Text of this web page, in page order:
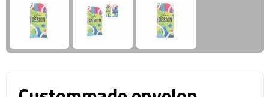
Reistassen
Trolleys